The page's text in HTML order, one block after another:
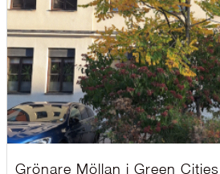
Grönare Möllan i Green